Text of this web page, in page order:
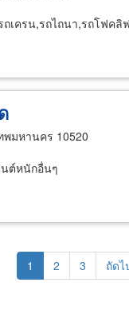
เครน,รถไถนา,รถโฟค
พมหานคร 10520
ต์หนักอื่นๆ
Current
page
1 Page
2 Page
3
Next
ถัดไ